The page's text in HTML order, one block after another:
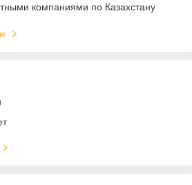
компаниями по Казахстану